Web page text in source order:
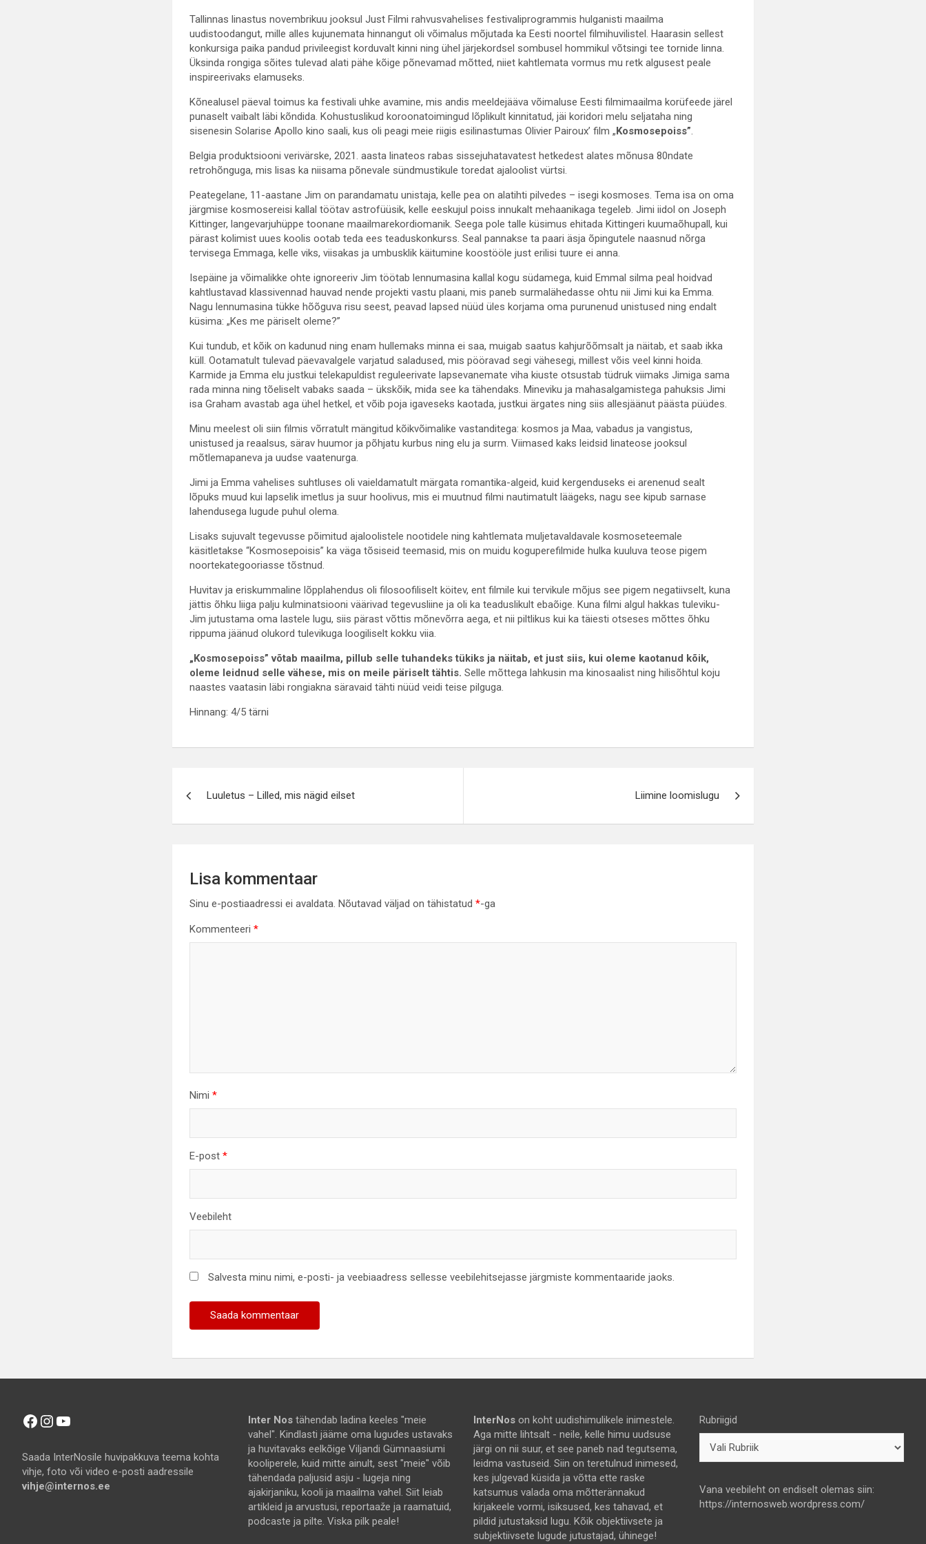
Tallinnas linastus novembrikuu jooksul Just Filmi rahvusvahelises festivaliprogrammis hulganisti maailma
uudistoodangut, mille alles kujunemata hinnangut oli võimalus mõjutada ka Eesti noortel filmihuvilistel. Haarasin sellest
konkursiga paika pandud privileegist korduvalt kinni ning ühel järjekordsel sombusel hommikul võtsingi tee tornide linna.
Üksinda rongiga sõites tulevad alati pähe kõige põnevamad mõtted, niiet kahtlemata vormus mu retk algusest peale
inspireerivaks elamuseks.
Kõnealusel päeval toimus ka festivali uhke avamine, mis andis meeldejääva võimaluse Eesti filmimaailma korüfeede järel
punaselt vaibalt läbi kõndida. Kohustuslikud koroonatoimingud lõplikult kinnitatud, jäi koridori melu seljataha ning
sisenesin Solarise Apollo kino saali, kus oli peagi meie riigis esilinastumas Olivier Pairoux’ film „Kosmosepoiss”.
Belgia produktsiooni verivärske, 2021. aasta linateos rabas sissejuhatavatest hetkedest alates mõnusa 80ndate
retrohõnguga, mis lisas ka niisama põnevale sündmustikule toredat ajaloolist vürtsi.
Peategelane, 11-aastane Jim on parandamatu unistaja, kelle pea on alatihti pilvedes – isegi kosmoses. Tema isa on oma
järgmise kosmosereisi kallal töötav astrofüüsik, kelle eeskujul poiss innukalt mehaanikaga tegeleb. Jimi iidol on Joseph
Kittinger, langevarjuhüppe toonane maailmarekordiomanik. Seega pole talle küsimus ehitada Kittingeri kuumaõhupall, kui
pärast kolimist uues koolis ootab teda ees teaduskonkurss. Seal pannakse ta paari äsja õpingutele naasnud nõrga
tervisega Emmaga, kelle viks, viisakas ja umbusklik käitumine koostööle just erilisi tuure ei anna.
Isepäine ja võimalikke ohte ignoreeriv Jim töötab lennumasina kallal kogu südamega, kuid Emmal silma peal hoidvad
kahtlustavad klassivennad hauvad nende projekti vastu plaani, mis paneb surmalähedasse ohtu nii Jimi kui ka Emma.
Nagu lennumasina tükke hõõguva risu seest, peavad lapsed nüüd üles korjama oma purunenud unistused ning endalt
küsima: „Kes me päriselt oleme?”
Kui tundub, et kõik on kadunud ning enam hullemaks minna ei saa, muigab saatus kahjurõõmsalt ja näitab, et saab ikka
küll. Ootamatult tulevad päevavalgele varjatud saladused, mis pööravad segi vähesegi, millest võis veel kinni hoida.
Karmide ja Emma elu justkui telekapuldist reguleerivate lapsevanemate viha kiuste otsustab tüdruk viimaks Jimiga sama
rada minna ning tõeliselt vabaks saada – ükskõik, mida see ka tähendaks. Mineviku ja mahasalgamistega pahuksis Jimi
isa Graham avastab aga ühel hetkel, et võib poja igaveseks kaotada, justkui ärgates ning siis allesjäänut päästa püüdes.
Minu meelest oli siin filmis võrratult mängitud kõikvõimalike vastanditega: kosmos ja Maa, vabadus ja vangistus,
unistused ja reaalsus, särav huumor ja põhjatu kurbus ning elu ja surm. Viimased kaks leidsid linateose jooksul
mõtlemapaneva ja uudse vaatenurga.
Jimi ja Emma vahelises suhtluses oli vaieldamatult märgata romantika-algeid, kuid kergenduseks ei arenenud sealt
lõpuks muud kui lapselik imetlus ja suur hoolivus, mis ei muutnud filmi nautimatult läägeks, nagu see kipub sarnase
lahendusega lugude puhul olema.
Lisaks sujuvalt tegevusse põimitud ajaloolistele nootidele ning kahtlemata muljetavaldavale kosmoseteemale
käsitletakse “Kosmosepoisis” ka väga tõsiseid teemasid, mis on muidu koguperefilmide hulka kuuluva teose pigem
noortekategooriasse tõstnud.
Huvitav ja eriskummaline lõpplahendus oli filosoofiliselt köitev, ent filmile kui tervikule mõjus see pigem negatiivselt, kuna
jättis õhku liiga palju kulminatsiooni väärivad tegevusliine ja oli ka teaduslikult ebaõige. Kuna filmi algul hakkas tuleviku-
Jim jutustama oma lastele lugu, siis pärast võttis mõnevõrra aega, et nii piltlikus kui ka täiesti otseses mõttes õhku
rippuma jäänud olukord tulevikuga loogiliselt kokku viia.
„Kosmosepoiss” võtab maailma, pillub selle tuhandeks tükiks ja näitab, et just siis, kui oleme kaotanud kõik,
oleme leidnud selle vähese, mis on meile päriselt tähtis. Selle mõttega lahkusin ma kinosaalist ning hilisõhtul koju
naastes vaatasin läbi rongiakna säravaid tähti nüüd veidi teise pilguga.
Hinnang: 4/5 tärni
Luuletus – Lilled, mis nägid eilset Liimine loomislugu
Lisa kommentaar
Sinu e-postiaadressi ei avaldata. Nõutavad väljad on tähistatud*-ga
Kommenteeri*
Nimi*
E-post*
Veebileht
Salvesta minu nimi, e-posti- ja veebiaadress sellesse veebilehitsejasse järgmiste kommentaaride jaoks.
Facebook
Instagram
YouTube
Saada InterNosile huvipakkuva teema kohta
vihje, foto või video e-posti aadressile
vihje@internos.ee
Inter Nostähendab ladina keeles "meie
vahel". Kindlasti jääme oma lugudes ustavaks
ja huvitavaks eelkõige Viljandi Gümnaasiumi
kooliperele, kuid mitte ainult, sest "meie" võib
tähendada paljusid asju - lugeja ning
ajakirjaniku, kooli ja maailma vahel. Siit leiab
artikleid ja arvustusi, reportaaže ja raamatuid,
podcaste ja pilte. Viska pilk peale!
InterNos on koht uudishimulikele inimestele.
Aga mitte lihtsalt - neile, kelle himu uudsuse
järgi on nii suur, et see paneb nad tegutsema,
leidma vastuseid. Siin on teretulnud inimesed,
kes julgevad küsida ja võtta ette raske
katsumus valada oma mõtterännakud
kirjakeele vormi, isiksused, kes tahavad, et
pildid jutustaksid lugu. Kõik objektiivsete ja
subjektiivsete lugude jutustajad, ühinege!
Rubriigid
Vana veebileht on endiselt olemas siin:
https://internosweb.wordpress.com/